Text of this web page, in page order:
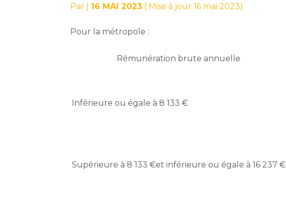
Par 16 MAI 2023 ( Mise à jour 16 mai 2023)
Pour la métropole :
Rémunération brute annuelle
Inférieure ou égale à 8 133 €
Supérieure à 8 133 €et inférieure ou égale à 16 237 €